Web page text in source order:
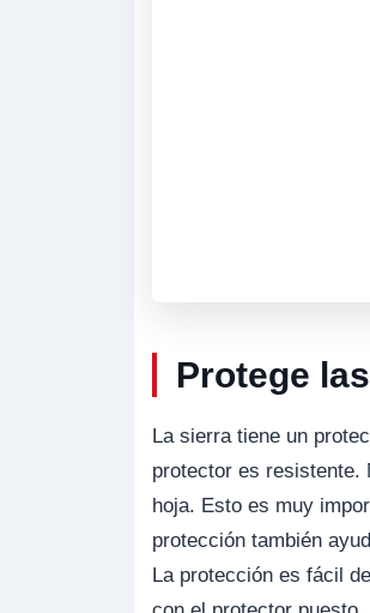
Protege
La sierra tiene un
protector es resistente.
hoja. Esto es muy
protección también
La protección es fácil